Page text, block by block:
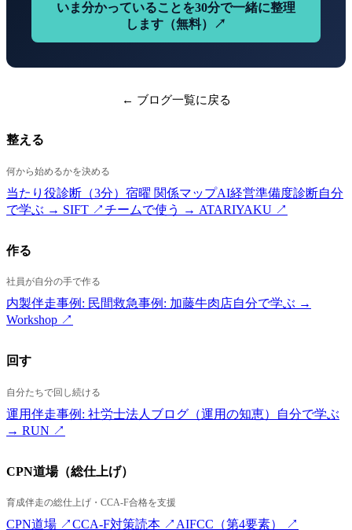
いま分かっていることを30分で一緒に整理
します（無料）↗
← ブログ一覧に戻る
整える
何から始めるかを決める
当たり役診断（3分） 宿曜 関係マップAI経営準備度診断自分
で学ぶ → SIFT ↗チームで使う → ATARIYAKU ↗
作る
社員が自分の手で作る
内製伴走事例: 民間救急事例: 加藤牛肉店自分で学ぶ →
Workshop ↗
回す
自分たちで回し続ける
運用伴走事例: 社労士法人 ブログ（運用の知恵）
自分で学ぶ
→ RUN ↗
CPN道場（総仕上げ）
育成伴走の総仕上げ・CCA-F合格を支援
CPN道場 ↗CCA-F対策読本 ↗ AIFCC（第4要素） ↗